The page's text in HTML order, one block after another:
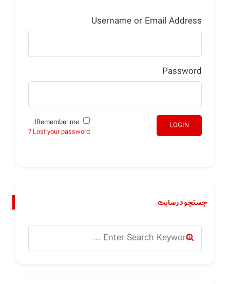
Username or Email Address
Password
LOGIN
Lost your password ?
جستجو در سایت.